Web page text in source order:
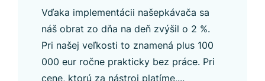
Vďaka implementácii našepkávača sa
náš obrat zo dňa na deň zvýšil o 2 %.
Pri našej veľkosti to znamená plus 100
000 eur ročne prakticky bez práce. Pri
cene, ktorú za nástroj platíme,...